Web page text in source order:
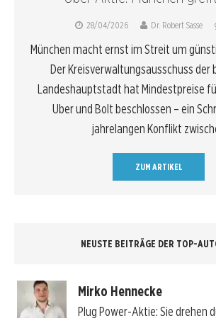
28/04/2026 Dr. Robert Sasse
München macht ernst im Streit um
Der Kreisverwaltungsausschuss der
Landeshauptstadt hat Mindestpreise
Uber und Bolt beschlossen – ein
jahrelangen Konflikt
ZUM ARTIKEL
NEUSTE BEITRÄGE DER TOP-
Mirko Hennecke
Plug Power-Aktie: Sie drehen